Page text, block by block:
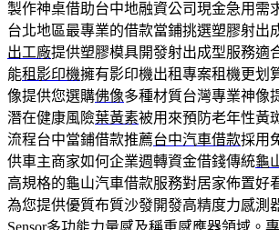
製作神桌借助台中地融資公司現金急用需
台北地區最專業的借款當鋪挑選塑膠射出
出工廠提供塑膠模具開發射出成型服務適
能租影印機擁有影印機出租專案租機更划
像提供您選購佛像多種材質台灣專業神像
潛在健康風險葉黃素被用來預防老年性黃
流程台中當鋪借款推薦台中汽車借款採用
供車主商家如何企業週轉資金借錢傳統龜
高規格的龜山汽車借款服務對居家佈置好
為您提供優質布質沙發開發高精度力感測
Sensor多功能力量感及稱重感應器領域。